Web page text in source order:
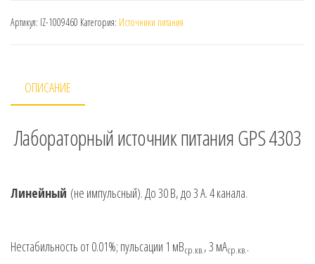
Артикул: IZ-1009460 Категория: Источники питания
ОПИСАНИЕ
Лабораторный источник питания GPS 4303
Линейный (не импульсный). До 30 В, до 3 А. 4 канала.
Нестабильность от 0.01%; пульсации 1 мВср.кв., 3 мАср.кв..